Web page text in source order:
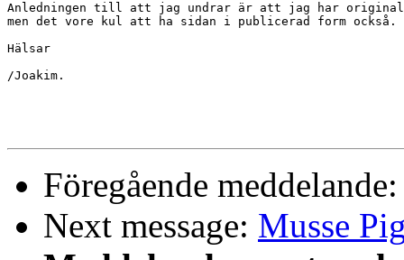
Anledningen till att jag undrar är att jag har
men det vore kul att ha sidan i publicerad form också.
Hälsar
/Joakim.
Föregående
Next message: Musse